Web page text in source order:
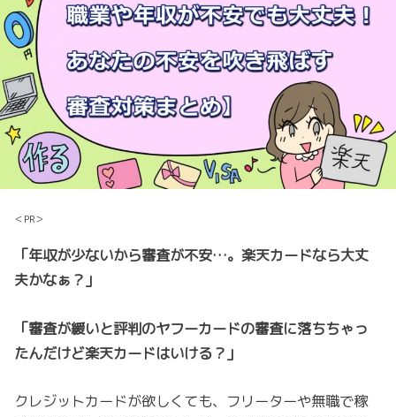
＜PR＞
「年収が少ないから審査が不安…。楽天カードなら大丈
夫かなぁ？」
「審査が緩いと評判のヤフーカードの審査に落ちちゃっ
たんだけど楽天カードはいける？」
クレジットカードが欲しくても、フリーターや無職で稼